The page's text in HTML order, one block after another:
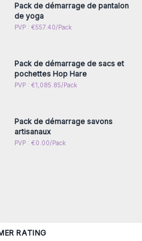
Pack de démarrage de pantalon
de yoga
PVP : €557.40/Pack
Connectez-vous ou
Pack de démarrage de sacs et
pochettes Hop Hare
PVP : €1,085.85/Pack
Connectez-vous ou
Pack de démarrage savons
artisanaux
PVP : €0.00/Pack
RATING